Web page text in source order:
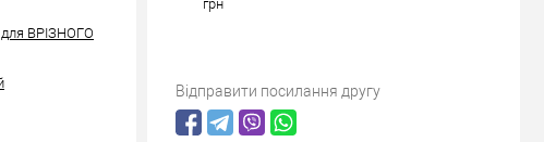
ВРІЗНОГО
грн
Відправити посилання другу